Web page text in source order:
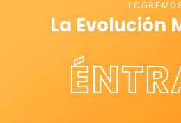
La Evolución